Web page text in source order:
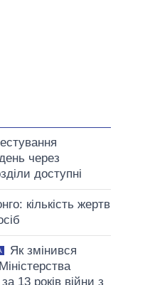
через
доступні
кількість жертв
Як змінився
13 років війни з